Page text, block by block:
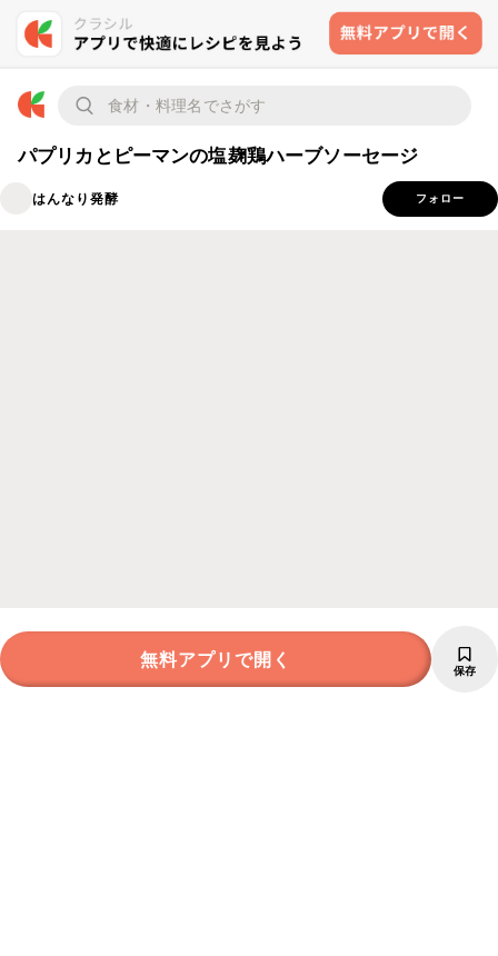
パプリカとピーマンの塩麹鶏ハーブソーセージ
はんなり発酵 フォロー
無料アプリで開く 保存